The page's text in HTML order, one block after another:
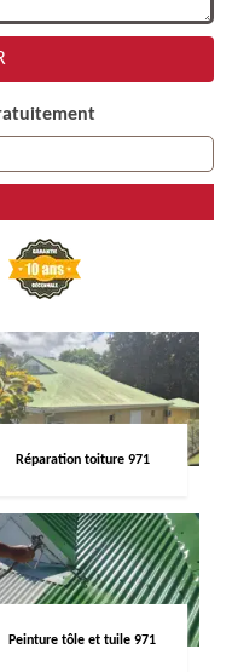
Réparation toiture 971
Peinture tôle et tuile 971